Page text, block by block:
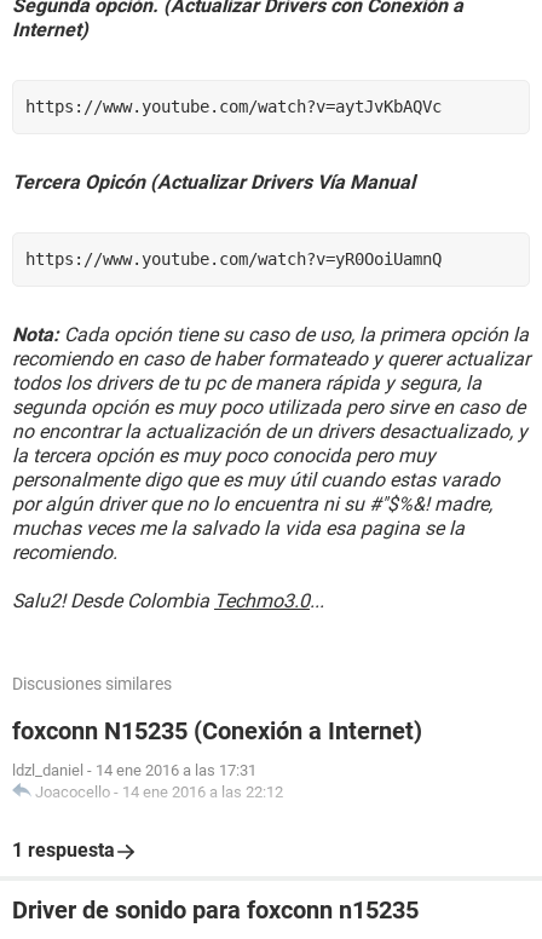
Segunda opción. (Actualizar Drivers con Conexión a
Internet)
https://www.youtube.com/watch?v=aytJvKbAQVc
Tercera Opicón (Actualizar Drivers Vía Manual
https://www.youtube.com/watch?v=yR0OoiUamnQ
Nota:Cada opción tiene su caso de uso, la primera opción la
recomiendo en caso de haber formateado y querer actualizar
todos los drivers de tu pc de manera rápida y segura, la
segunda opción es muy poco utilizada pero sirve en caso de
no encontrar la actualización de un drivers desactualizado, y
la tercera opción es muy poco conocida pero muy
personalmente digo que es muy útil cuando estas varado
por algún driver que no lo encuentra ni su #"$%&! madre,
muchas veces me la salvado la vida esa pagina se la
recomiendo.
Salu2! Desde Colombia Techmo3.0...
Discusiones similares
foxconn N15235 (Conexión a Internet)
ldzl_daniel - 14 ene 2016 a las 17:31
Joacocello - 14 ene 2016 a las 22:12
1 respuesta
Driver de sonido para foxconn n15235